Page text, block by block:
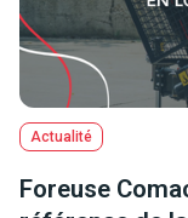
Actualité
Foreuse